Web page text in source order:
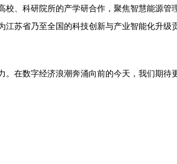
、科研院所的产学研合作，聚焦智慧能源管
苏省乃至全国的科技创新与产业智能化升级
在数字经济浪潮奔涌向前的今天，我们期待